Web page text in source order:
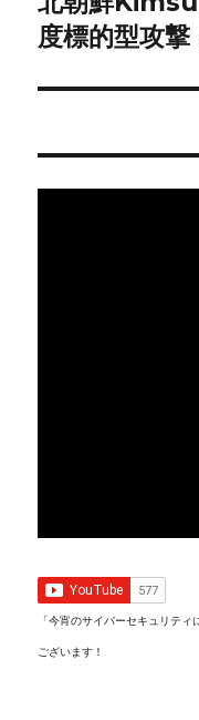
ー
シ
ン
の
稿:
度標的型攻
「今宵のサイバーセキュリテ
ございます！